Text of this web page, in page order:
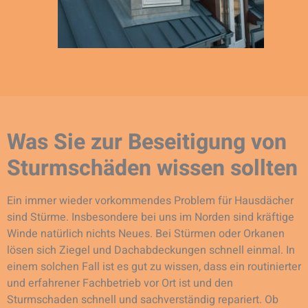
Was Sie zur Beseitigung von
Sturmschäden wissen sollten
Ein immer wieder vorkommendes Problem für Hausdächer
sind Stürme. Insbesondere bei uns im Norden sind kräftige
Winde natürlich nichts Neues. Bei Stürmen oder Orkanen
lösen sich Ziegel und Dachabdeckungen schnell einmal. In
einem solchen Fall ist es gut zu wissen, dass ein routinierter
und erfahrener Fachbetrieb vor Ort ist und den
Sturmschaden schnell und sachverständig repariert. Ob